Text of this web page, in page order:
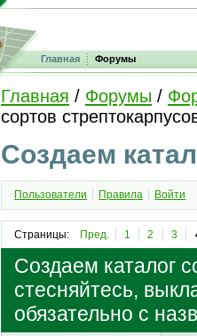
Главная Форумы
Главная / Форумы /
сортов
Создаем
Пользователи Правила Войти
Страницы: Пред. 1 2 3
Создаем каталог
стесняйтесь,
обязательно с